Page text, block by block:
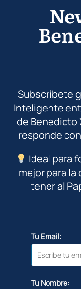
Subscríbete
Inteligente
de Benedicto
responde
Ideal para
mejor para la
tener al
Tu Email:
Tu Nombre: